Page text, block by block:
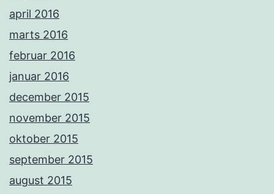
april 2016
marts 2016
februar 2016
januar 2016
december 2015
november 2015
oktober 2015
september 2015
august 2015